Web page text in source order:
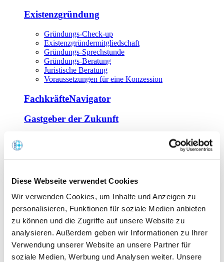
Diese Webseite verwendet Cookies
Wir verwenden Cookies, um Inhalte und Anzeigen zu
personalisieren, Funktionen für soziale Medien anbieten
zu können und die Zugriffe auf unsere Website zu
analysieren. Außerdem geben wir Informationen zu Ihrer
Verwendung unserer Website an unsere Partner für
soziale Medien, Werbung und Analysen weiter. Unsere
Existenzgründung
Gründungs-Check-up
Existenzgründermitgliedschaft
Gründungs-Sprechstunde
Gründungs-Beratung
Juristische Beratung
Voraussetzungen für eine Konzession
FachkräfteNavigator
Gastgeber der Zukunft
Offene Seminare
Tagen im Palais
Wirte-und Unternehmerbrief
Lernplattform BOUNTI
Partner
Branchennahe Organisationen